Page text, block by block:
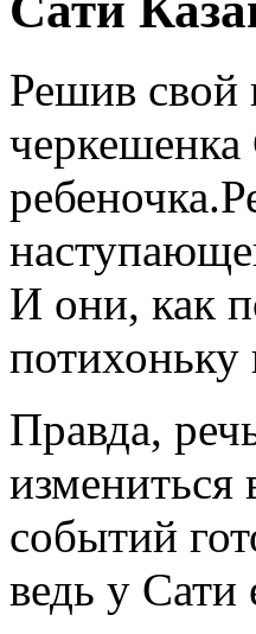
Решив свой
черкешенка
И они, как
потихоньку
Правда,
событий
ведь у